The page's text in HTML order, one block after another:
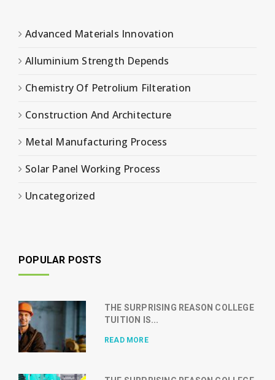
Advanced Materials Innovation
Alluminium Strength Depends
Chemistry Of Petrolium Filteration
Construction And Architecture
Metal Manufacturing Process
Solar Panel Working Process
Uncategorized
POPULAR POSTS
THE SURPRISING REASON COLLEGE
TUITION IS...
READ MORE